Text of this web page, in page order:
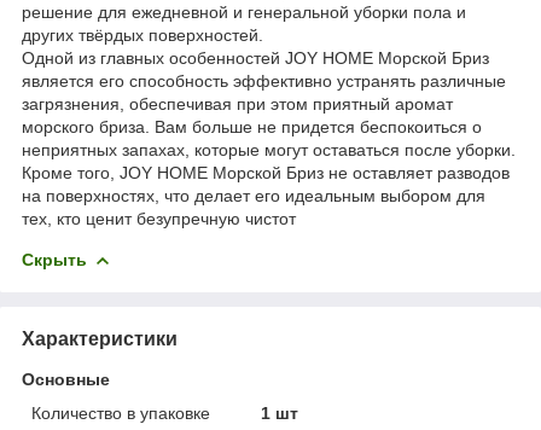
решение для ежедневной и генеральной уборки пола и
других твёрдых поверхностей.
Одной из главных особенностей JOY HOME Морской Бриз
является его способность эффективно устранять различные
загрязнения, обеспечивая при этом приятный аромат
морского бриза. Вам больше не придется беспокоиться о
неприятных запахах, которые могут оставаться после уборки.
Кроме того, JOY HOME Морской Бриз не оставляет разводов
на поверхностях, что делает его идеальным выбором для
тех, кто ценит безупречную чистот
Скрыть
Характеристики
Основные
Количество в упаковке
1 шт